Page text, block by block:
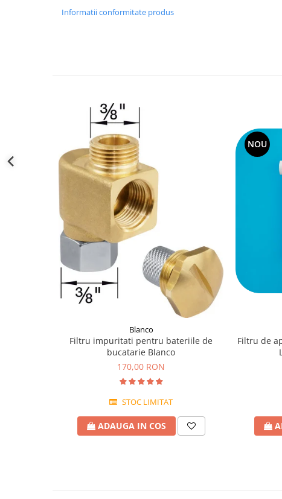
Informatii conformitate produs
Blanco
Filtru impuritati pentru bateriile de
bucatarie Blanco
170,00 RON
STOC LIMITAT
ADAUGA IN COS
NOU
Filtru de